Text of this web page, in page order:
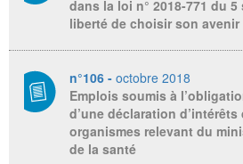
dans la loi n° 2018-771 du
liberté de choisir son
n°106 - octobre 2018
Emplois soumis à
d’une déclaration
organismes relevant du
de la santé